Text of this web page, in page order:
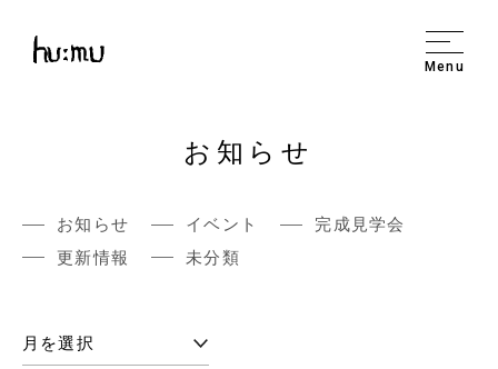
Menu
お知らせ
お知らせ イベント
完成見学会
更新情報
未分類